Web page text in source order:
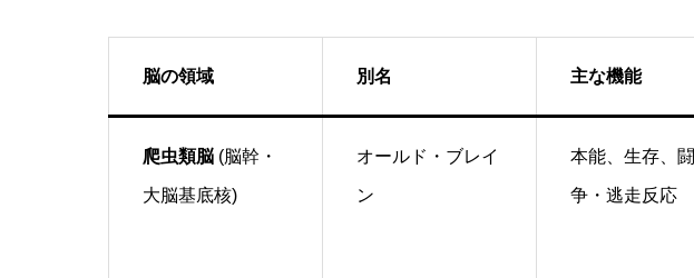
脳の領域 別名 主な機能
爬虫類脳 (脳幹・
大脳基底核)
オールド・ブレイ
ン
本能、生存、闘
争・逃走反応